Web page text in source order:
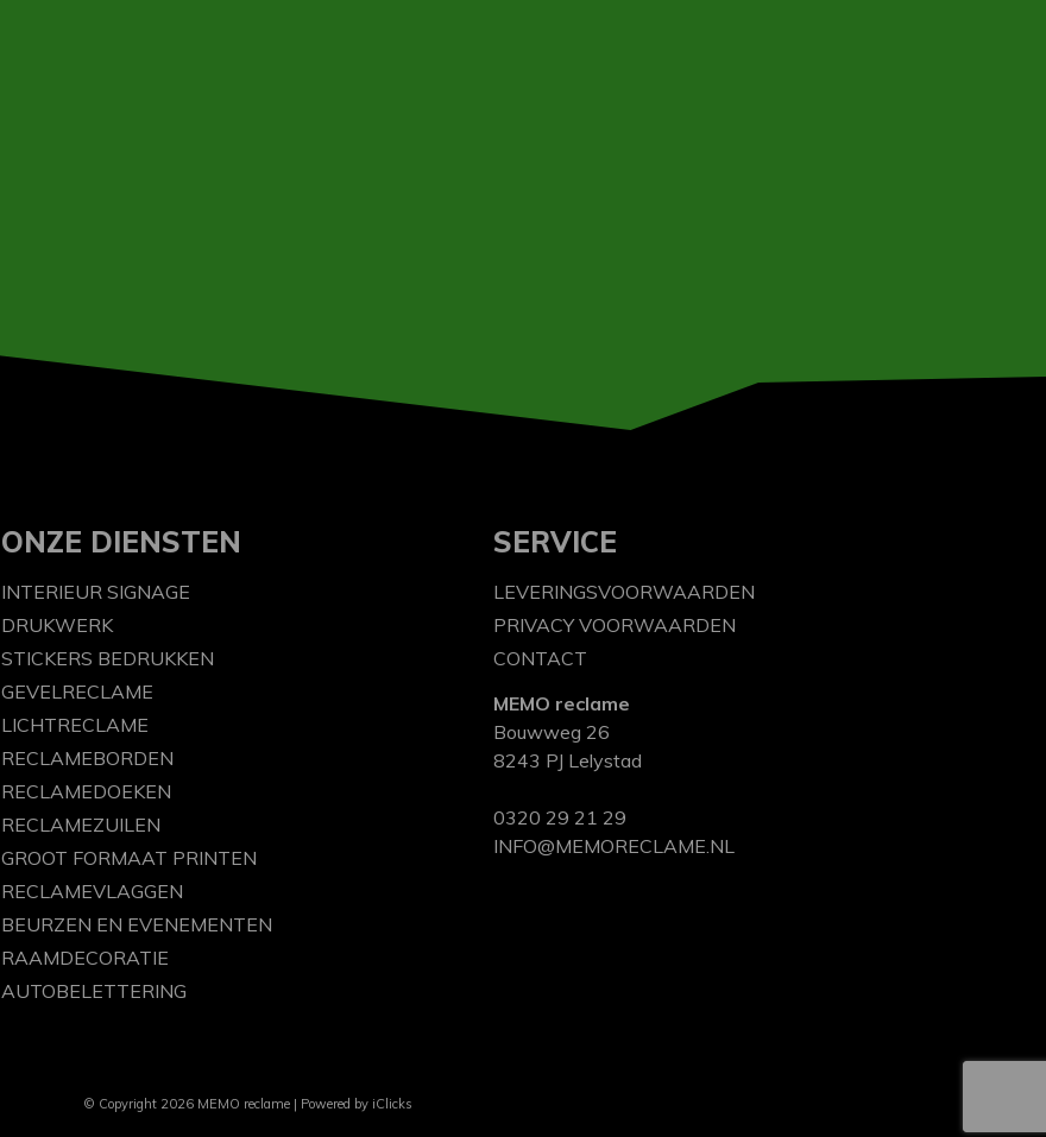
ONZE DIENSTEN
INTERIEUR SIGNAGE
DRUKWERK
STICKERS BEDRUKKEN
GEVELRECLAME
LICHTRECLAME
RECLAMEBORDEN
RECLAMEDOEKEN
RECLAMEZUILEN
GROOT FORMAAT PRINTEN
RECLAMEVLAGGEN
BEURZEN EN EVENEMENTEN
RAAMDECORATIE
AUTOBELETTERING
SERVICE
LEVERINGSVOORWAARDEN
PRIVACY VOORWAARDEN
CONTACT
MEMO reclame
Bouwweg 26
8243 PJ Lelystad
0320 29 21 29
INFO@MEMORECLAME.NL
© Copyright 2026 MEMO reclame | Powered by iClicks